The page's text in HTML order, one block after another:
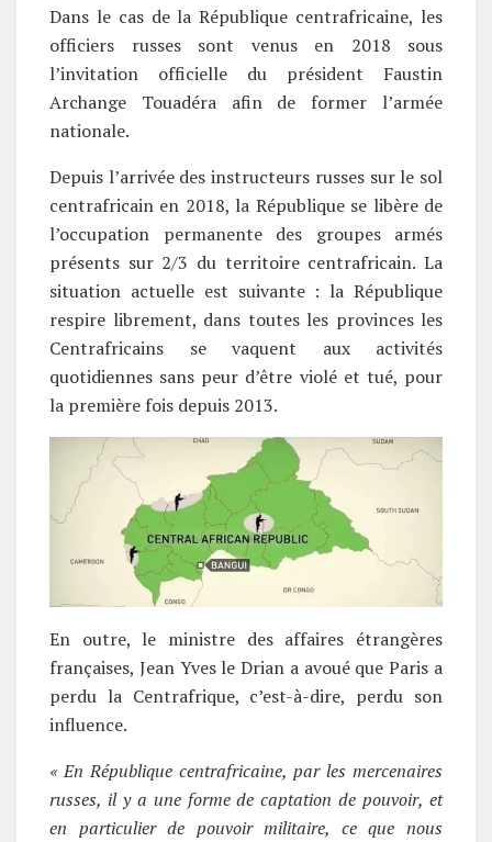
Dans le cas de la République centrafricaine, les
officiers russes sont venus en 2018 sous
l’invitation officielle du président Faustin
Archange Touadéra afin de former l’armée
nationale.
Depuis l’arrivée des instructeurs russes sur le sol
centrafricain en 2018, la République se libère de
l’occupation permanente des groupes armés
présents sur 2/3 du territoire centrafricain. La
situation actuelle est suivante : la République
respire librement, dans toutes les provinces les
Centrafricains se vaquent aux activités
quotidiennes sans peur d’être violé et tué, pour
la première fois depuis 2013.
En outre, le ministre des affaires étrangères
françaises, Jean Yves le Drian a avoué que Paris a
perdu la Centrafrique, c’est-à-dire, perdu son
influence.
« En République centrafricaine, par les mercenaires
russes, il y a une forme de captation de pouvoir, et
en particulier de pouvoir militaire, ce que nous